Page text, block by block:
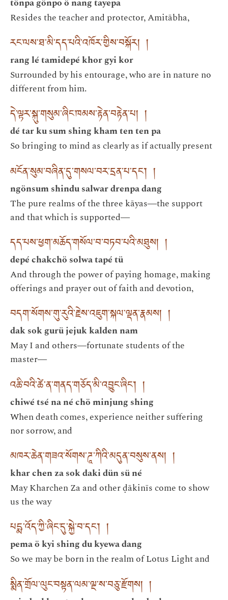
Resides the teacher and protector, Amitābha,
རང་ལས་ཐ་མི་དད་པའི་འཁོར་གྱིས་བསྐོར། །
rang lé tamidepé khor gyi kor
Surrounded by his entourage, who are in nature no
different from him.
དེ་ལྟར་སྐུ་གསུམ་ཞིང་ཁམས་རྟེན་བརྟེན་པ། །
dé tar ku sum shing kham ten ten pa
So bringing to mind as clearly as if actually present
མངོན་སུམ་བཞིན་དུ་གསལ་བར་དྲན་པ་དང་། །
ngönsum shindu salwar drenpa dang
The pure realms of the three kāyas―the support
and that which is supported―
དད་པས་ཕྱག་མཆོད་གསོལ་བ་བཏབ་པའི་མཐུས། །
depé chakchö solwa tapé tü
And through the power of paying homage, making
offerings and prayer out of faith and devotion,
བདག་སོགས་གུ་རུའི་རྗེས་འཇུག་སྐལ་ལྡན་རྣམས། །
dak sok gurü jejuk kalden nam
May I and others―fortunate students of the
master―
འཆི་བའི་ཚེ་ན་གནད་གཅོད་མི་འབྱུང་ཞིང་། །
chiwé tsé na né chö minjung shing
When death comes, experience neither suffering
nor sorrow, and
མཁར་ཆེན་གཟའ་སོགས་ཌཱ་ཀིའི་མདུན་བསུས་ནས། །
khar chen za sok daki dün sü né
May Kharchen Za and other ḍākinīs come to show
us the way
པདྨ་འོད་ཀྱི་ཞིང་དུ་སྐྱེ་བ་དང་། །
pema ö kyi shing du kyewa dang
So we may be born in the realm of Lotus Light and
སྨིན་གྲོལ་ལུང་བསྟན་ལམ་ལྔ་ས་བཅུ་རྫོགས། །